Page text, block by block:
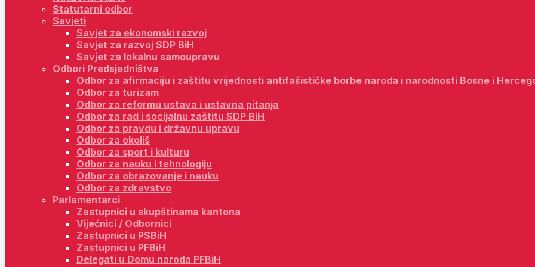
Statutarni odbor
Savjeti
Savjet za ekonomski razvoj
Savjet za razvoj SDP BiH
Savjet za lokalnu samoupravu
Odbori Predsjedništva
Odbor za afirmaciju i zaštitu vrijednosti antifašističke borbe naroda i narodnosti Bosne i
Odbor za turizam
Odbor za reformu ustava i ustavna pitanja
Odbor za rad i socijalnu zaštitu SDP BiH
Odbor za pravdu i državnu upravu
Odbor za okoliš
Odbor za sport i kulturu
Odbor za nauku i tehnologiju
Odbor za obrazovanje i nauku
Odbor za zdravstvo
Parlamentarci
Zastupnici u skupštinama kantona
Vijećnici / Odbornici
Zastupnici u PSBiH
Zastupnici u PFBiH
Delegati u Domu naroda PFBiH